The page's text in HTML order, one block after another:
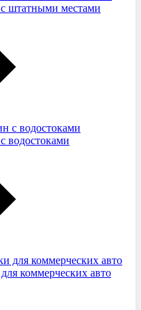
штатными местами
водостоками
коммерческих авто